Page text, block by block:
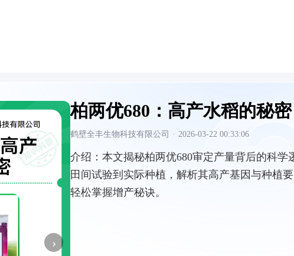
›
柏两优680：高产水稻的秘密
鹤壁全丰生物科技有限公司 · 2026-03-22 00:33:06
介绍： 本文揭秘柏两优680审定产量背后的科学
田间试验到实际种植，解析其高产基因与种植
轻松掌握增产秘诀。